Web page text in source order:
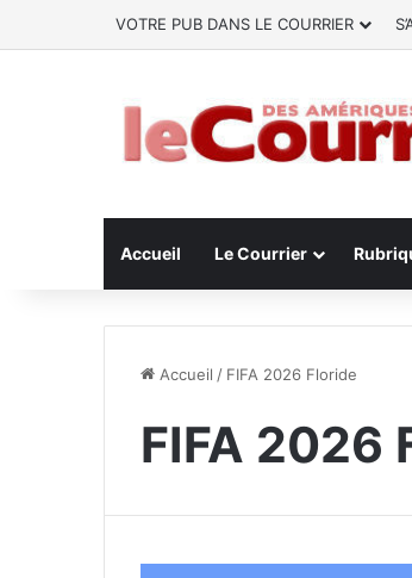
VOTRE PUB DANS LE COURRIER
Accueil Le Courrier
Accueil / FIFA 2026 Floride
FIFA 2026